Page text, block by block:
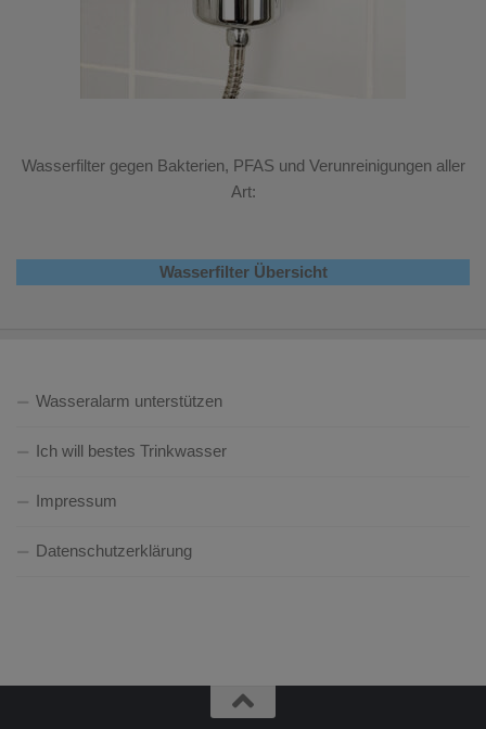
Wasserfilter gegen Bakterien, PFAS und Verunreinigungen aller
Art:
Wasserfilter Übersicht
Wasseralarm unterstützen
Ich will bestes Trinkwasser
Impressum
Datenschutzerklärung